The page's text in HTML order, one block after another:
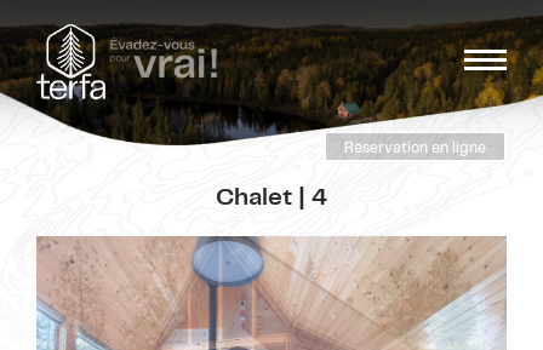
Réservation en ligne
Chalet | 4